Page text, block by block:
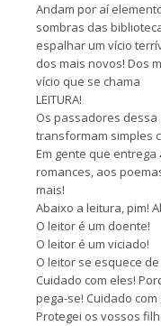
Andam por aí
sombras das
espalhar um vício
dos mais novos! Dos
vício que se chama
LEITURA!
Os passadores dessa
transformam simples
Em gente que
romances, aos
mais!
Abaixo a leitura, pim!
O leitor é um doente!
O leitor é um viciado!
O leitor se esquece
Cuidado com eles!
pega-se! Cuidado
Protegei os vossos